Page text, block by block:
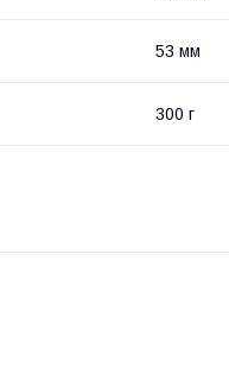
53 мм
300 г